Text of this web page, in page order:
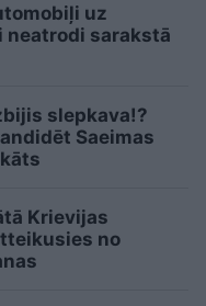
uz
neatrodi sarakstā
slepkava!?
Saeimas
Krievijas
no